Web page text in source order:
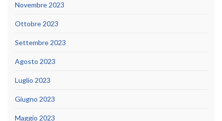
Novembre 2023
Ottobre 2023
Settembre 2023
Agosto 2023
Luglio 2023
Giugno 2023
Maggio 2023